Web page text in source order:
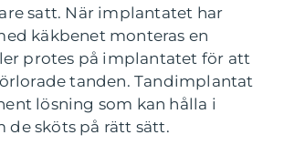
satt. När implantatet har
käkbenet monteras en
protes på implantatet för att
tanden. Tandimplantat
lösning som kan hålla i
de sköts på rätt sätt.